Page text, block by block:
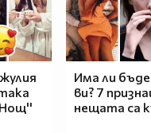
Има ли
ви? 7
нещата са